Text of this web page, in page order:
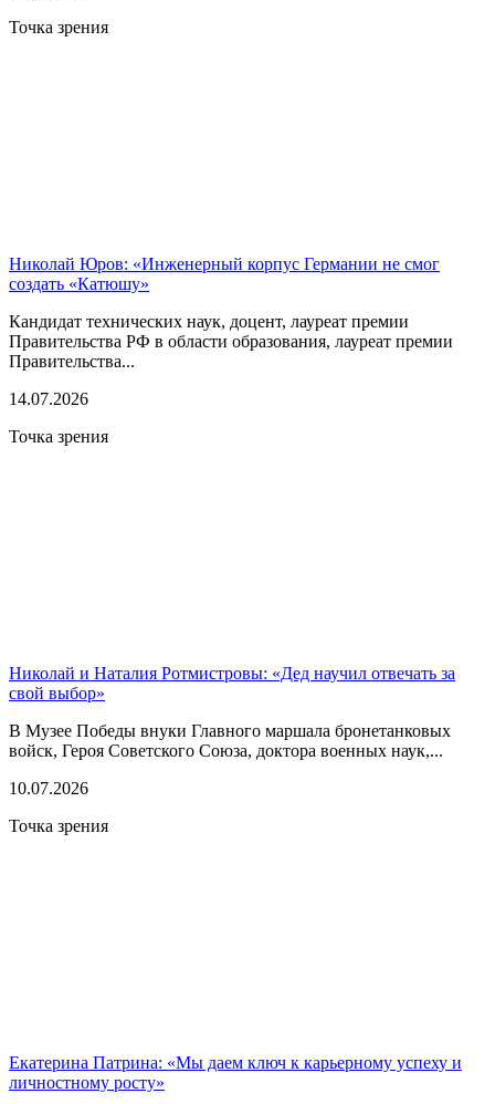
Точка зрения
Николай Юров: «Инженерный корпус Германии не смог
создать «Катюшу»
Кандидат технических наук, доцент, лауреат премии
Правительства РФ в области образования, лауреат премии
Правительства...
14.07.2026
Точка зрения
Николай и Наталия Ротмистровы: «Дед научил отвечать за
свой выбор»
В Музее Победы внуки Главного маршала бронетанковых
войск, Героя Советского Союза, доктора военных наук,...
10.07.2026
Точка зрения
Екатерина Патрина: «Мы даем ключ к карьерному успеху и
личностному росту»